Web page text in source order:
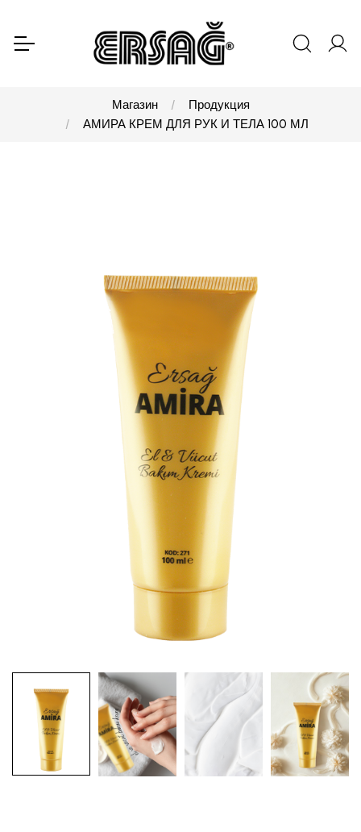
Магазин
Продукция
АМИРА КРЕМ ДЛЯ РУК И ТЕЛА 100 МЛ